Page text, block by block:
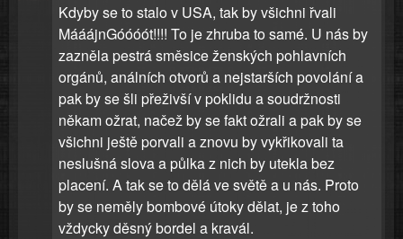
Kdyby se to stalo v USA, tak by všichni řvali
MááájnGóóóót!!!! To je zhruba to samé. U nás by
zazněla pestrá směsice ženských pohlavních
orgánů, análních otvorů a nejstarších povolání a
pak by se šli přeživší v poklidu a soudržnosti
někam ožrat, načež by se fakt ožrali a pak by se
všichni ještě porvali a znovu by vykřikovali ta
neslušná slova a půlka z nich by utekla bez
placení. A tak se to dělá ve světě a u nás. Proto
by se neměly bombové útoky dělat, je z toho
vždycky děsný bordel a kravál.